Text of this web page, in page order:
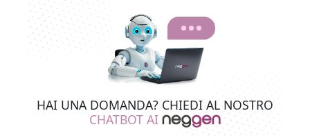
HAI UNA DOMANDA? CHIEDI AL NOSTRO
CHATBOT AI